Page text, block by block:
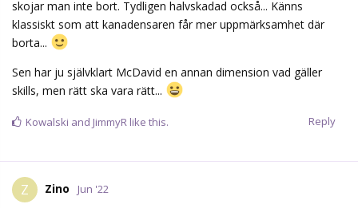
skojar man inte bort. Tydligen halvskadad också... Känns
klassiskt som att kanadensaren får mer uppmärksamhet där
borta...
Sen har ju självklart McDavid en annan dimension vad gäller
skills, men rätt ska vara rätt...
Reply
Kowalski and JimmyR like this.
Z Zino Jun '22